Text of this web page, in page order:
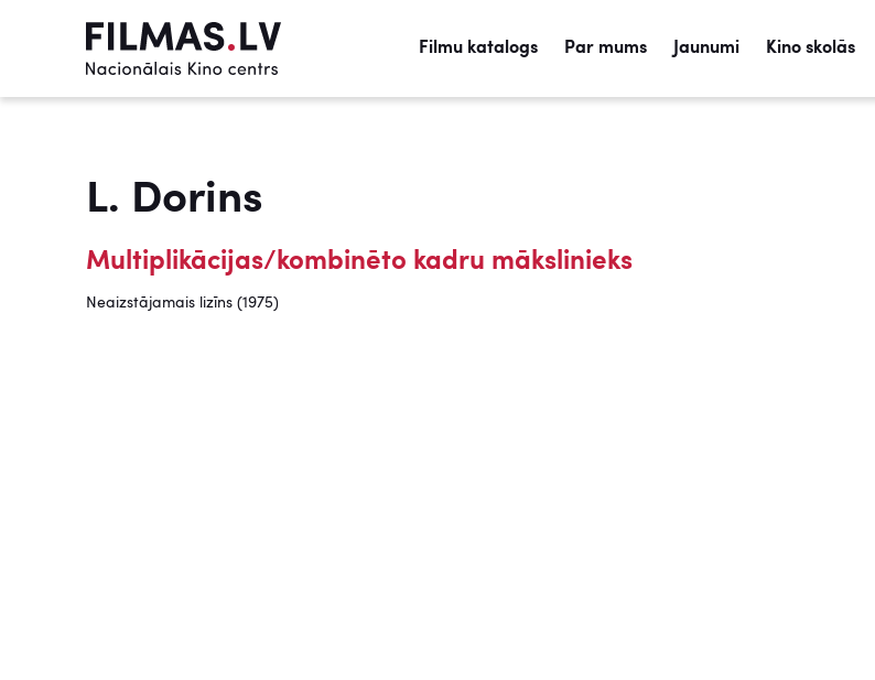
Filmu katalogs Par mums Jaunumi Kino skolās
L. Dorins
Multiplikācijas/kombinēto kadru mākslinieks
Neaizstājamais lizīns (1975)